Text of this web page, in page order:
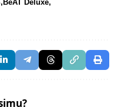
BeAT Deluxe